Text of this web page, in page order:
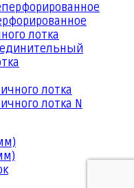
лотка
лотка
лотка N